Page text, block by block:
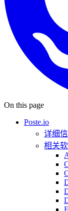
On this page
Poste.io
详细
相关